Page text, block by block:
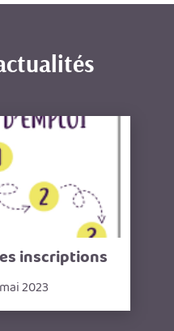
inscriptions
2023